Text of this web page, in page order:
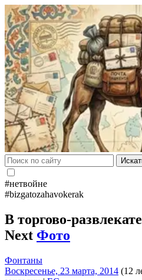
#нетвойне
#bizgatozahavokerak
В торгово-
Next Фото
Фонтаны
Воскресенье, 23 марта, 2014 (12